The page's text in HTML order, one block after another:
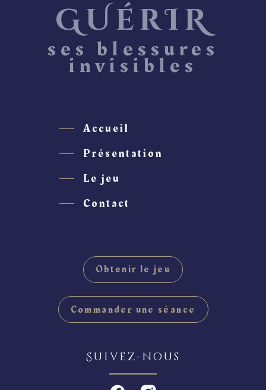
GUérIR
ses blessures
invisibles
Accueil
Présentation
Le jeu
Contact
Obtenir le jeu
Commander une séance
Suivez-nous